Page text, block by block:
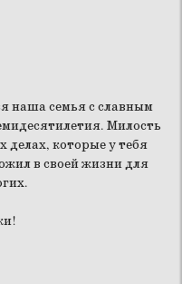
наша семья с славным
Милость
делах, которые у тебя
в своей жизни для